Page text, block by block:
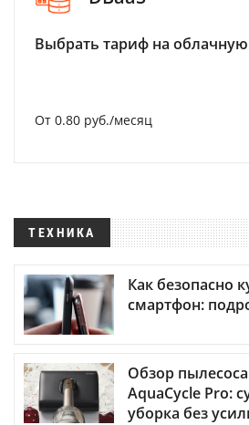
Выбрать тариф на
От 0.80 руб./месяц
ТЕХНИКА
Как безопасно
смартфон:
Обзор
AquaCycle Pro:
уборка без